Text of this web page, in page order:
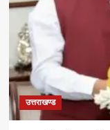
उत्तराखण्ड